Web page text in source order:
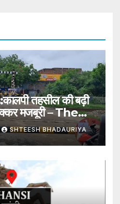
तहसील की बढ़ी
मजबूरी – The
Tehsil Has
A 15 Km
SHTEESH BHADAURIYA